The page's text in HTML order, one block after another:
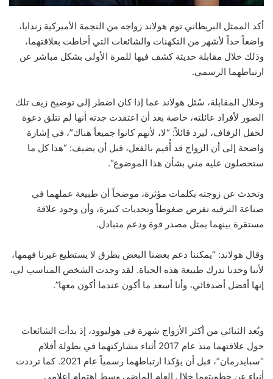
أكد الممثل البريطاني توم هولاند زواجه من النجمة الأميركية زندايا،
واضعاً حداً لأشهر من التكهنات والشائعات التي أحاطت بعلاقتهما،
وذلك خلال مقابلة حديثة كشف فيها للمرة الأولى بشكل مباشر عن
ارتباطهما الرسمي.
وخلال المقابلة، سُئل هولاند عما إذا كان اضطر إلى توضيح زيف تلك
الصور لأفراد عائلته، خاصة بعد أن اعتقدت جدته أنها لم تتلق دعوة
لحفل الزفاف، ليرد قائلاً: “لا، لأنهم كانوا جميعاً هناك”، في إشارة
واضحة إلى أن الزواج قد أُقيم بالفعل، قبل أن يضيف: “هذا كل ما
ستحصلون عليه مني بشأن هذا الموضوع“.
وتحدث عن زوجته بكلمات مؤثرة، موضحاً أن طبيعة عملهما في
صناعة الترفيه تفرض ضغوطاً وتحديات كبيرة، وأن وجود علاقة
مستقرة بينهما يمثل مصدر قوة ودعم متبادل.
وقال هولاند: “يمكننا دعم بعضنا البعض بطرق لا يستطيع غيرنا فهمها،
لأننا وحدنا ندرك طبيعة هذه الحياة. لقد وجدت الشخص المناسب لي،
إنها أفضل أصدقائي، وأنا أسعد ما أكون عندما أكون معها”.
ويُعد الثنائي من أكثر الأزواج شهرة في هوليوود، إذ بدأت الشائعات
حول علاقتهما منذ عام 2017 أثناء مشاركتهما في بطولة أفلام
“سبايدرمان”، قبل أن يؤكدا ارتباطهما رسمياً عام 2021. كما ترددت
أنباء عن خطوبتهما خلال العام الماضي وسط اهتمام إعلامي